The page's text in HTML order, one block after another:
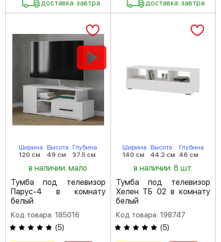
доставка: завтра доставка: завтра
Ширина
120 см
Высота
49 см
Глубина
37.5 см
в наличии: мало
Тумба под телевизор
Парус-4 в комнату
белый
Код товара: 185016
(5)
Ширина
140 см
Высота
44.2 см
Глубина
46 см
в наличии: 8 шт.
Тумба под телевизор
Хелен ТБ 02 в комнату
белый
Код товара: 198747
(5)